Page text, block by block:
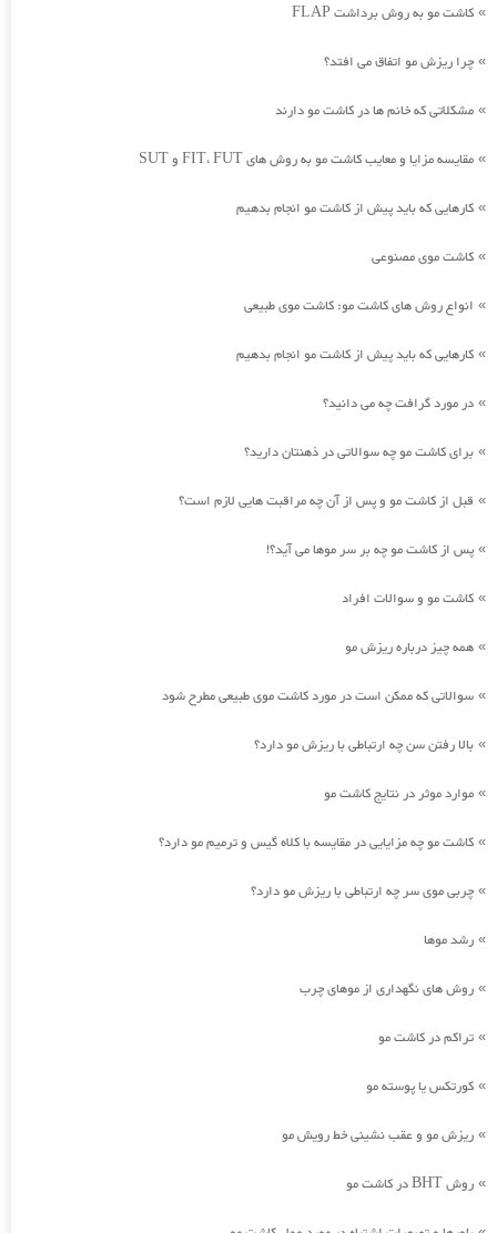
» کاشت مو به روش برداشت FLAP
» چرا ریزش مو اتفاق می افتد؟
» مشکلاتی که خانم ها در کاشت مو دارند
» مقایسه مزایا و معایب کاشت مو به روش های FIT، FUT و SUT
» کارهایی که باید پیش از کاشت مو انجام بدهیم
» کاشت موی مصنوعی
» انواع روش های کاشت مو: کاشت موی طبیعی
» کارهایی که باید پیش از کاشت مو انجام بدهیم
» در مورد گرافت چه می دانید؟
» برای کاشت مو چه سوالاتی در ذهنتان دارید؟
» قبل از کاشت مو و پس از آن چه مراقبت هایی لازم است؟
» پس از کاشت مو چه بر سر موها می آید؟!
» کاشت مو و سوالات افراد
» همه چیز درباره ریزش مو
» سوالاتی که ممکن است در مورد کاشت موی طبیعی مطرح شود
» بالا رفتن سن چه ارتباطی با ریزش مو دارد؟
» موارد موثر در نتایج کاشت مو
» کاشت مو چه مزایایی در مقایسه با کلاه گیس و ترمیم مو دارد؟
» چربی موی سر چه ارتباطی با ریزش مو دارد؟
» رشد موها
» روش های نگهداری از موهای چرب
» تراکم در کاشت مو
» کورتکس یا پوسته مو
» ریزش مو و عقب نشینی خط رویش مو
» روش BHT در کاشت مو